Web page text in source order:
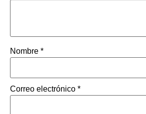
Nombre *
Correo electrónico *